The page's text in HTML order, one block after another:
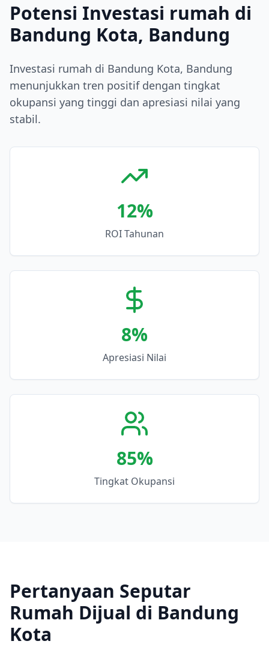
Potensi Investasi rumah di
Bandung Kota, Bandung
Investasi rumah di Bandung Kota, Bandung
menunjukkan tren positif dengan tingkat
okupansi yang tinggi dan apresiasi nilai yang
stabil.
12%
ROI Tahunan
8%
Apresiasi Nilai
85%
Tingkat Okupansi
Pertanyaan Seputar
Rumah Dijual di Bandung
Kota